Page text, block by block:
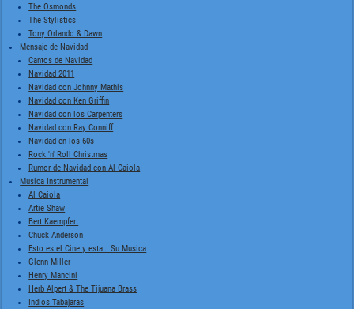
The Osmonds
The Stylistics
Tony Orlando & Dawn
Mensaje de Navidad
Cantos de Navidad
Navidad 2011
Navidad con Johnny Mathis
Navidad con Ken Griffin
Navidad con los Carpenters
Navidad con Ray Conniff
Navidad en los 60s
Rock 'n' Roll Christmas
Rumor de Navidad con Al Caiola
Musica Instrumental
Al Caiola
Artie Shaw
Bert Kaempfert
Chuck Anderson
Esto es el Cine y esta… Su Musica
Glenn Miller
Henry Mancini
Herb Alpert & The Tijuana Brass
Indios Tabajaras